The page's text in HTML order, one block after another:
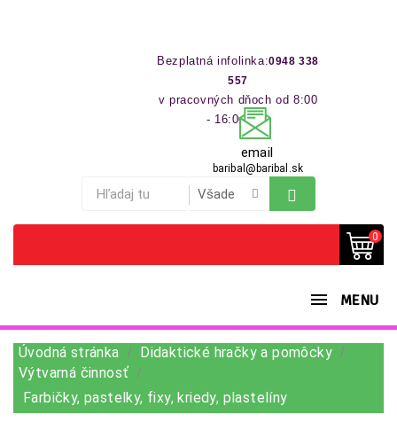
Bezplatná infolinka:0948 338
557
v pracovných dňoch od 8:00
- 16:00 hod
email
baribal@baribal.sk
0
MENU
Úvodná stránka
Didaktické hračky a pomôcky
Výtvarná činnosť
Farbičky, pastelky, fixy, kriedy, plastelíny